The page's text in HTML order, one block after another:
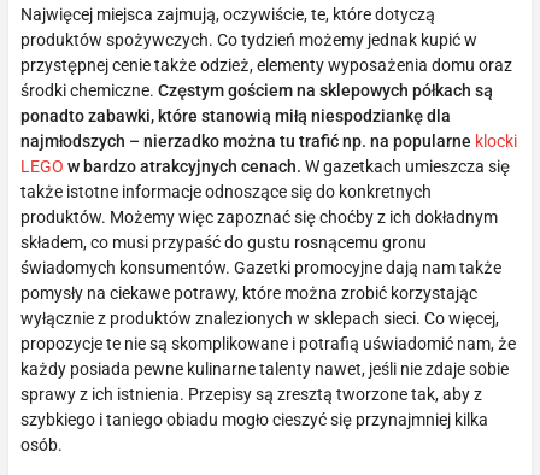
Najwięcej miejsca zajmują, oczywiście, te, które dotyczą
produktów spożywczych. Co tydzień możemy jednak kupić w
przystępnej cenie także odzież, elementy wyposażenia domu oraz
środki chemiczne. Częstym gościem na sklepowych półkach są
ponadto zabawki, które stanowią miłą niespodziankę dla
najmłodszych – nierzadko można tu trafić np. na popularne klocki
LEGO w bardzo atrakcyjnych cenach. W gazetkach umieszcza się
także istotne informacje odnoszące się do konkretnych
produktów. Możemy więc zapoznać się choćby z ich dokładnym
składem, co musi przypaść do gustu rosnącemu gronu
świadomych konsumentów. Gazetki promocyjne dają nam także
pomysły na ciekawe potrawy, które można zrobić korzystając
wyłącznie z produktów znalezionych w sklepach sieci. Co więcej,
propozycje te nie są skomplikowane i potrafią uświadomić nam, że
każdy posiada pewne kulinarne talenty nawet, jeśli nie zdaje sobie
sprawy z ich istnienia. Przepisy są zresztą tworzone tak, aby z
szybkiego i taniego obiadu mogło cieszyć się przynajmniej kilka
osób.